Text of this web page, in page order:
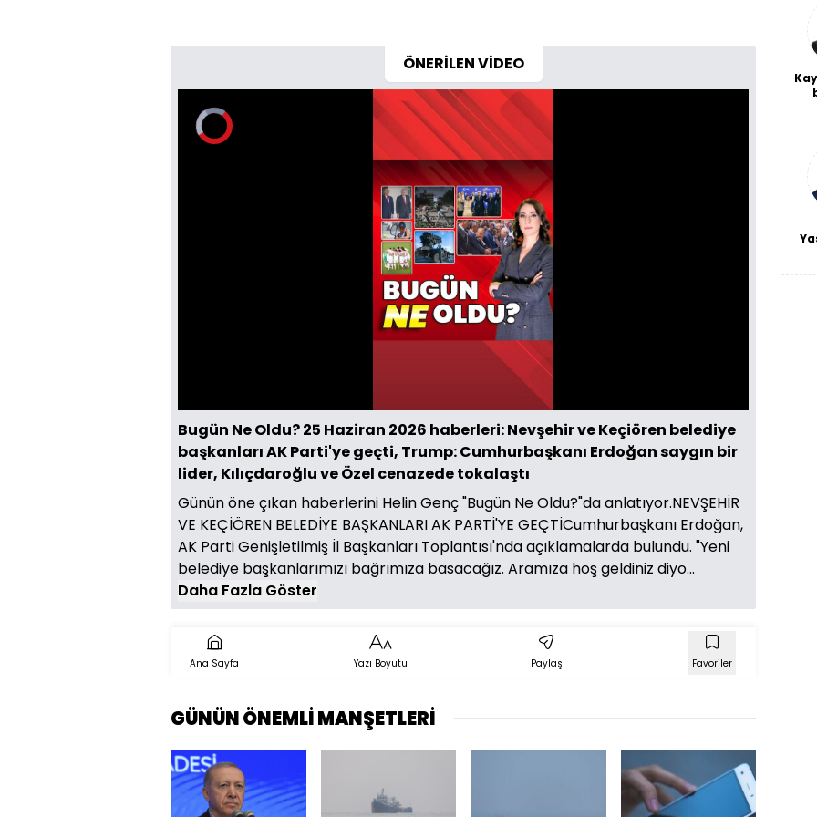
ÖNERİLEN VİDEO
Video
Oynatıcısı
yükleniyor.
Bugün Ne Oldu? 25 Haziran 2026 haberleri: Nevşehir ve Keçiören belediye
başkanları AK Parti'ye geçti, Trump: Cumhurbaşkanı Erdoğan saygın bir
lider, Kılıçdaroğlu ve Özel cenazede tokalaştı
Günün öne çıkan haberlerini Helin Genç "Bugün Ne Oldu?"da anlatıyor.NEVŞEHİR
VE KEÇİÖREN BELEDİYE BAŞKANLARI AK PARTİ'YE GEÇTİCumhurbaşkanı Erdoğan,
AK Parti Genişletilmiş İl Başkanları Toplantısı'nda açıklamalarda bulundu. "Yeni
belediye başkanlarımızı bağrımıza basacağız. Aramıza hoş geldiniz diyo...
Daha Fazla Göster
Ana Sayfa Yazı Boyutu Paylaş Favoriler
GÜNÜN ÖNEMLİ MANŞETLERİ